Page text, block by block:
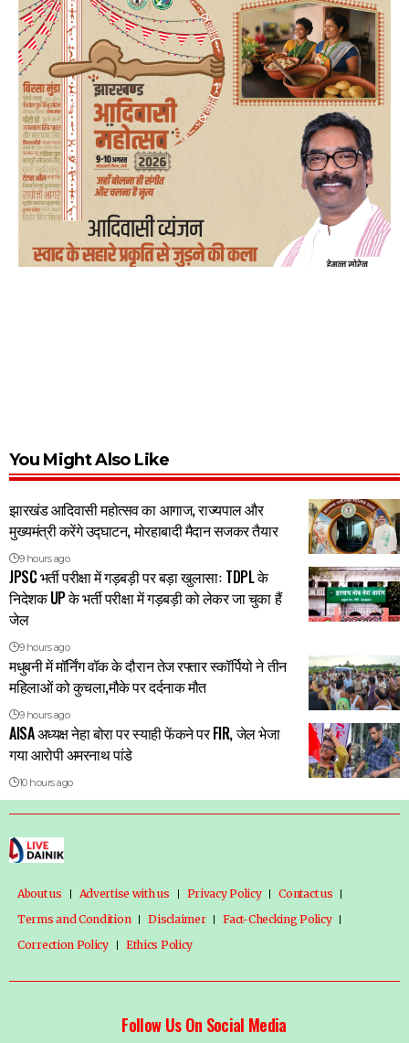
You Might Also Like
झारखंड आदिवासी महोत्सव का आगाज, राज्यपाल और
मुख्यमंत्री करेंगे उद्घाटन, मोरहाबादी मैदान सजकर तैयार
9 hours ago
JPSC भर्ती परीक्षा में गड़बड़ी पर बड़ा खुलासाः TDPL के
निदेशक UP के भर्ती परीक्षा में गड़बड़ी को लेकर जा चुका हैं
जेल
9 hours ago
मधुबनी में मॉर्निंग वॉक के दौरान तेज रफ्तार स्कॉर्पियो ने तीन
महिलाओं को कुचला,मौके पर दर्दनाक मौत
9 hours ago
AISA अध्यक्ष नेहा बोरा पर स्याही फेंकने पर FIR, जेल भेजा
गया आरोपी अमरनाथ पांडे
10 hours ago
About us Advertise with us Privacy Policy
Contact us
Terms and Condition
Disclaimer
Fact-Checking Policy
Correction Policy
Ethics Policy
Follow Us On Social Media